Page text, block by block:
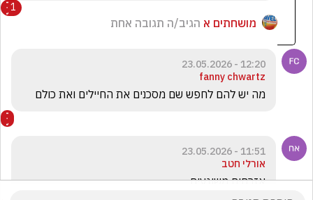
1
מושחתים א הגיב/ה תגובה אחת
12:20 - 23.05.2026
fanny chwartz
מה יש להם לחפש שם מסכנים את החיילים ואת כולם
11:51 - 23.05.2026
אורלי חטב
אזרחים משוגעים